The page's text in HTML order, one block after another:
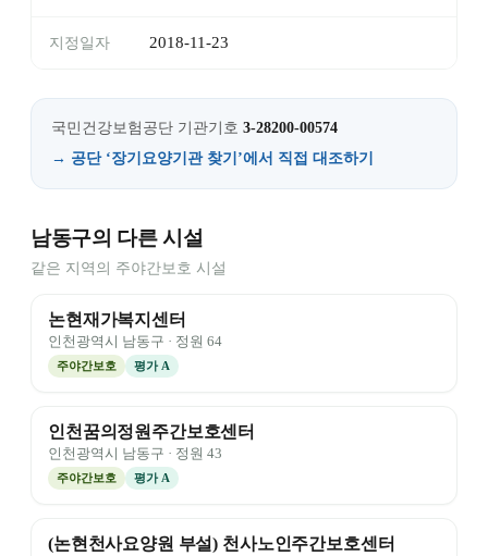
지정일자 2018-11-23
국민건강보험공단 기관기호 3-28200-00574
→ 공단 ‘장기요양기관 찾기’에서 직접 대조하기
남동구의 다른 시설
같은 지역의 주야간보호 시설
논현재가복지센터
인천광역시 남동구 · 정원 64
주야간보호 평가 A
인천꿈의정원주간보호센터
인천광역시 남동구 · 정원 43
주야간보호 평가 A
(논현천사요양원 부설) 천사노인주간보호센터